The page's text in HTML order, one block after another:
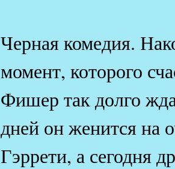
Черная комедия.
момент, которого
Фишер так долго
дней он женится на
Гэррети, а сегодня